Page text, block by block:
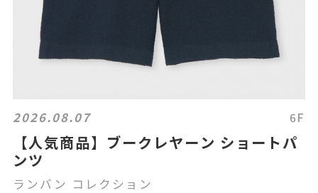
2026.08.07 6F
【人気商品】ブークレヤーン ショートパ
ンツ
ランバン コレクション